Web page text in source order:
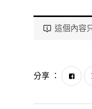
這個內容
分享 ：